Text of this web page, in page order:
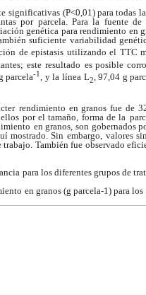
significativas (P<0,01) para todas
por parcela. Para la fuente de
genética para rendimiento en
suficiente variabilidad
de epistasis utilizando el TTC
este resultado es posible
parcela-1, y la línea L2, 97,04 g
rendimiento en granos fue de
por el tamaño, forma de la
en granos, son gobernados
mostrado. Sin embargo, valores
trabajo. También fue observado
para los diferentes grupos de
en granos (g parcela-1) para los